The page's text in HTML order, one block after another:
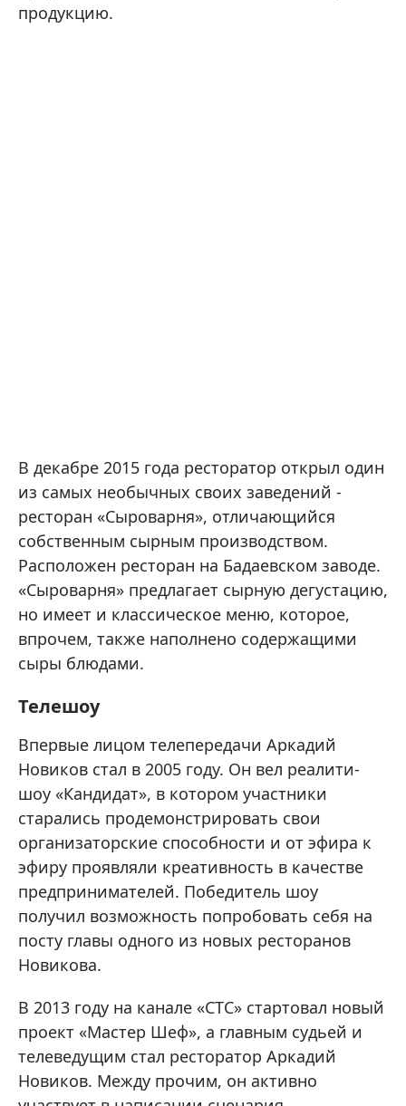
продукцию.
В декабре 2015 года ресторатор открыл один
из самых необычных своих заведений -
ресторан «Сыроварня», отличающийся
собственным сырным производством.
Расположен ресторан на Бадаевском заводе.
«Сыроварня» предлагает сырную дегустацию,
но имеет и классическое меню, которое,
впрочем, также наполнено содержащими
сыры блюдами.
Телешоу
Впервые лицом телепередачи Аркадий
Новиков стал в 2005 году. Он вел реалити-
шоу «Кандидат», в котором участники
старались продемонстрировать свои
организаторские способности и от эфира к
эфиру проявляли креативность в качестве
предпринимателей. Победитель шоу
получил возможность попробовать себя на
посту главы одного из новых ресторанов
Новикова.
В 2013 году на канале «СТС» стартовал новый
проект «Мастер Шеф», а главным судьей и
телеведущим стал ресторатор Аркадий
Новиков. Между прочим, он активно